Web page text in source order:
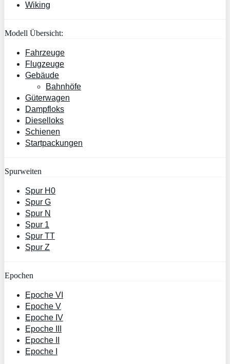
Wiking
Modell Übersicht:
Fahrzeuge
Flugzeuge
Gebäude
Bahnhöfe
Güterwagen
Dampfloks
Dieselloks
Schienen
Startpackungen
Spurweiten
Spur H0
Spur G
Spur N
Spur 1
Spur TT
Spur Z
Epochen
Epoche VI
Epoche V
Epoche IV
Epoche III
Epoche II
Epoche I